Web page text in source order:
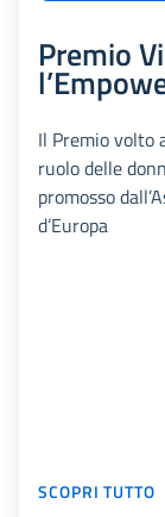
Premio
Il Premio volto
ruolo delle
promosso
d’Europa
SCOPRI TUTTO